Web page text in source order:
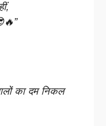
का दम निकल